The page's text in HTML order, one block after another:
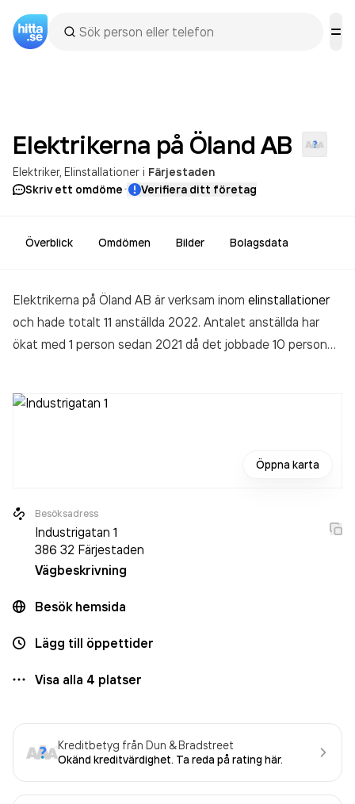
Elektrikerna på Öland AB
Elektriker Elinstallationer i Färjestaden
Skriv ett omdöme· Verifiera ditt företag
Överblick Omdömen Bilder Bolagsdata
Elektrikerna på Öland AB är verksam inom elinstallationer
och hade totalt 11 anställda 2022. Antalet anställda har
ökat med 1 person sedan 2021 då det jobbade 10 personer
21 024 000,00 kr
Öppna karta
Besöksadress
Industrigatan 1
386 32 Färjestaden
Vägbeskrivning
Besök hemsida
Lägg till öppettider
Visa alla 4 platser
Kreditbetyg från Dun & Bradstreet
Okänd kreditvärdighet. Ta reda på rating här.